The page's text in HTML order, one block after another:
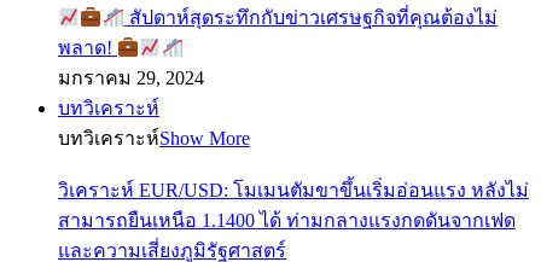
สัปดาห์สุดระทึกกับข่าวเศรษฐกิจที่คุณต้องไม่
พลาด!
มกราคม 29, 2024
บทวิเคราะห์
บทวิเคราะห์Show More
วิเคราะห์ EUR/USD: โมเมนตัมขาขึ้นเริ่มอ่อนแรง หลังไม่
สามารถยืนเหนือ 1.1400 ได้ ท่ามกลางแรงกดดันจากเฟด
และความเสี่ยงภูมิรัฐศาสตร์